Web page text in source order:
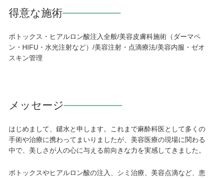
得意な施術
ボトックス・ヒアルロン酸注入全般/美容皮膚科施術（ダーマペ
ン・HIFU・水光注射など）/美容注射・点滴療法/美容内服・ゼオ
スキン管理
メッセージ
はじめまして、鑓水と申します。これまで麻酔科医として多くの
手術や治療に携わってまいりましたが、美容医療の現場に関わる
中で、美しさが人の心に与える前向きな力を実感してきました。
ボトックスやヒアルロン酸の注入、シミ治療、美容点滴など、患